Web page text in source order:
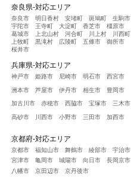
奈良県-対応エリア
奈良市 明日香村 安堵町 斑鳩町
生駒市
宇陀市
王寺町 大淀町 香芝市
橿原市
葛城市
上北山村 河合町 川上村
川西町
上牧町
黒滝村 広陵町 五條市
御所市
桜井市
兵庫県-対応エリア
神戸市 姫路市 尼崎市 明石市 西宮市
洲本市 芦屋市 伊丹市 相生市 豊岡市
加古川市 赤穂市 西脇市 宝塚市 三木市
高砂市 川西市 小野市 三田市 加西市
京都府-対応エリア
京都市 福知山市 舞鶴市 綾部市
宇治市
宮津市
亀岡市 城陽市 向日市
長岡京市
八幡市
京田辺市 京丹後市